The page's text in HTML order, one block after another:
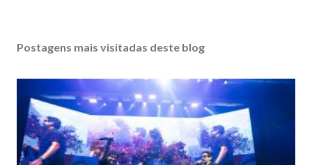
Postagens mais visitadas deste blog